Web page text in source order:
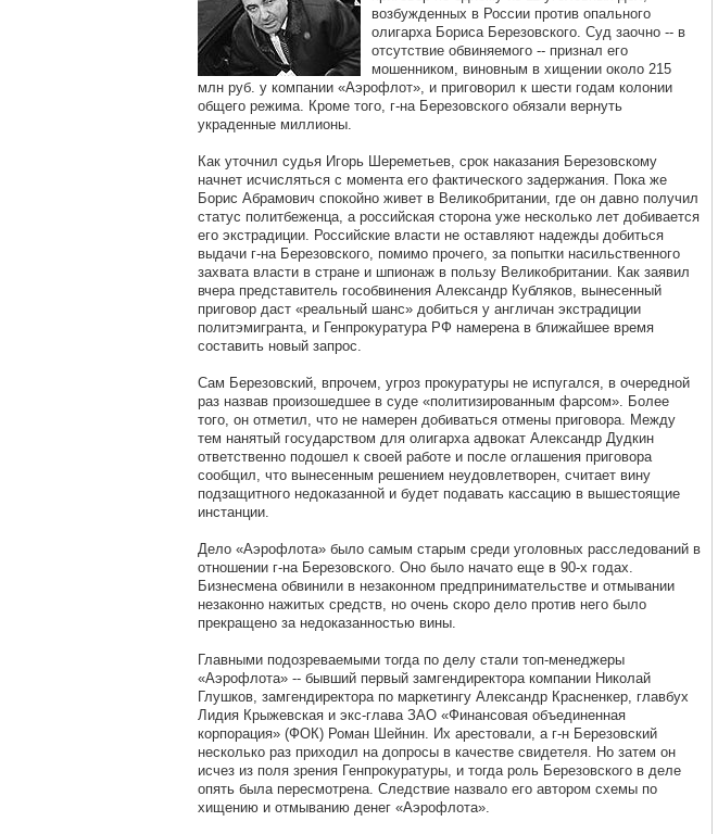
возбужденных в России против опального
олигарха Бориса Березовского. Суд заочно -- в
отсутствие обвиняемого -- признал его
мошенником, виновным в хищении около 215
млн руб. у компании «Аэрофлот», и приговорил к шести годам колонии
общего режима. Кроме того, г-на Березовского обязали вернуть
украденные миллионы.
Как уточнил судья Игорь Шереметьев, срок наказания Березовскому
начнет исчисляться с момента его фактического задержания. Пока же
Борис Абрамович спокойно живет в Великобритании, где он давно получил
статус политбеженца, а российская сторона уже несколько лет добивается
его экстрадиции. Российские власти не оставляют надежды добиться
выдачи г-на Березовского, помимо прочего, за попытки насильственного
захвата власти в стране и шпионаж в пользу Великобритании. Как заявил
вчера представитель гособвинения Александр Кубляков, вынесенный
приговор даст «реальный шанс» добиться у англичан экстрадиции
политэмигранта, и Генпрокуратура РФ намерена в ближайшее время
составить новый запрос.
Сам Березовский, впрочем, угроз прокуратуры не испугался, в очередной
раз назвав произошедшее в суде «политизированным фарсом». Более
того, он отметил, что не намерен добиваться отмены приговора. Между
тем нанятый государством для олигарха адвокат Александр Дудкин
ответственно подошел к своей работе и после оглашения приговора
сообщил, что вынесенным решением неудовлетворен, считает вину
подзащитного недоказанной и будет подавать кассацию в вышестоящие
инстанции.
Дело «Аэрофлота» было самым старым среди уголовных расследований в
отношении г-на Березовского. Оно было начато еще в 90-х годах.
Бизнесмена обвинили в незаконном предпринимательстве и отмывании
незаконно нажитых средств, но очень скоро дело против него было
прекращено за недоказанностью вины.
Главными подозреваемыми тогда по делу стали топ-менеджеры
«Аэрофлота» -- бывший первый замгендиректора компании Николай
Глушков, замгендиректора по маркетингу Александр Красненкер, главбух
Лидия Крыжевская и экс-глава ЗАО «Финансовая объединенная
корпорация» (ФОК) Роман Шейнин. Их арестовали, а г-н Березовский
несколько раз приходил на допросы в качестве свидетеля. Но затем он
исчез из поля зрения Генпрокуратуры, и тогда роль Березовского в деле
опять была пересмотрена. Следствие назвало его автором схемы по
хищению и отмыванию денег «Аэрофлота».